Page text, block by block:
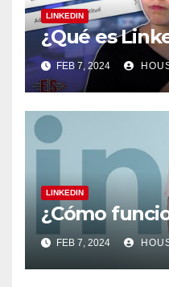
LINKEDIN
¿Qué es
FEB 7, 2024
LINKEDIN
¿Cómo
FEB 7, 2024